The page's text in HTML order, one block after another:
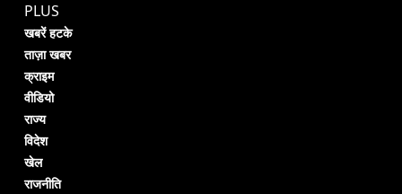
PLUS
खबरें हटके
ताज़ा खबर
क्राइम
वीडियो
राज्य
विदेश
खेल
राजनीति